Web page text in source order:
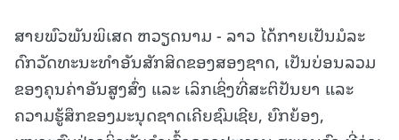
ສາຍພົວພັນພິເສດ ຫວຽດນາມ - ລາວ ໄດ້ກາຍເປັນມໍລະ
ດົກວັດທະນະທໍາອັນສັກສິດຂອງສອງຊາດ, ເປັນບ່ອນລວມ
ຂອງຄຸນຄ່າອັນສູງສົ່ງ ແລະ ເລິກເຊິ່ງທີ່ສະຕິປັນຍາ ແລະ
ຄວາມຮູ້ສຶກຂອງມະນຸດຊາດເຄີຍຊົມເຊີຍ, ຍົກຍ້ອງ,